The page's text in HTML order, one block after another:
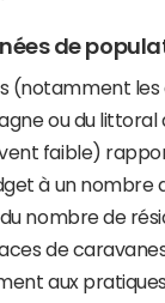
de
(notamment les
ou du
faible)
à un nombre
nombre de
de
aux